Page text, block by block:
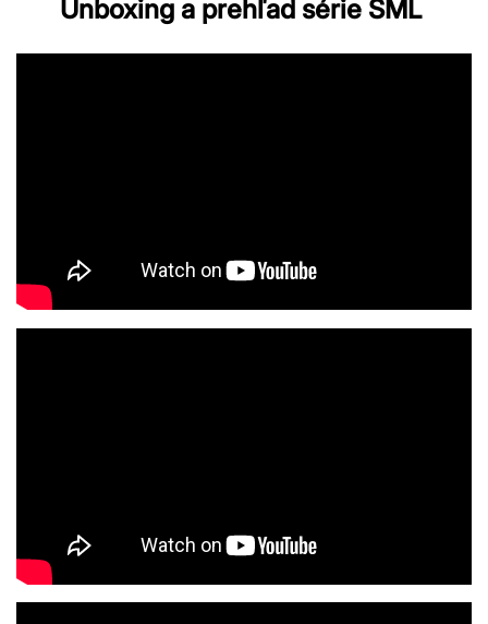
Unboxing a prehľad série SML